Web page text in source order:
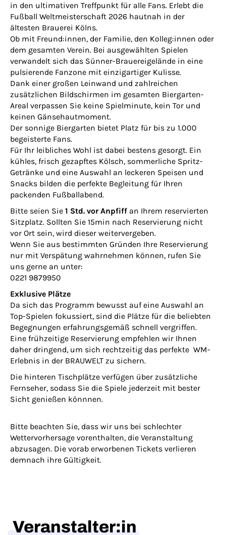
in den ultimativen Treffpunkt für alle Fans. Erlebt die
Fußball Weltmeisterschaft 2026 hautnah in der
ältesten Brauerei Kölns.
Ob mit Freund:innen, der Familie, den Kolleg:innen oder
dem gesamten Verein. Bei ausgewählten Spielen
verwandelt sich das Sünner-Brauereigelände in eine
pulsierende Fanzone mit einzigartiger Kulisse.
Dank einer großen Leinwand und zahlreichen
zusätzlichen Bildschirmen im gesamten Biergarten-
Areal verpassen Sie keine Spielminute, kein Tor und
keinen Gänsehautmoment.
Der sonnige Biergarten bietet Platz für bis zu 1.000
begeisterte Fans.
Für Ihr leibliches Wohl ist dabei bestens gesorgt. Ein
kühles, frisch gezapftes Kölsch, sommerliche Spritz-
Getränke und eine Auswahl an leckeren Speisen und
Snacks bilden die perfekte Begleitung für Ihren
packenden Fußballabend.
Bitte seien Sie 1 Std. vor Anpfiff an Ihrem reservierten
Sitzplatz. Sollten Sie 15min nach Reservierung nicht
vor Ort sein, wird dieser weitervergeben.
Wenn Sie aus bestimmten Gründen Ihre Reservierung
nur mit Verspätung wahrnehmen können, rufen Sie
uns gerne an unter:
0221 9879950
Exklusive Plätze
Da sich das Programm bewusst auf eine Auswahl an
Top-Spielen fokussiert, sind die Plätze für die beliebten
Begegnungen erfahrungsgemäß schnell vergriffen.
Eine frühzeitige Reservierung empfehlen wir Ihnen
daher dringend, um sich rechtzeitig das perfekte WM-
Erlebnis in der BRAUWELT zu sichern.
Die hinteren Tischplätze verfügen über zusätzliche
Fernseher, sodass Sie die Spiele jederzeit mit bester
Sicht genießen könnnen.
Bitte beachten Sie, dass wir uns bei schlechter
Wettervorhersage vorenthalten, die Veranstaltung
abzusagen. Die vorab erworbenen Tickets verlieren
demnach ihre Gültigkeit.
Veranstalter:in